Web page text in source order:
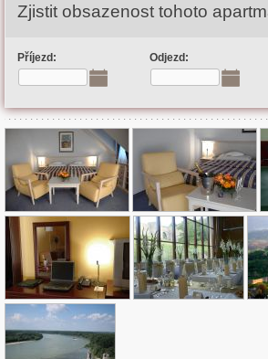
Zjistit obsazenost tohoto
Příjezd: Odjezd: